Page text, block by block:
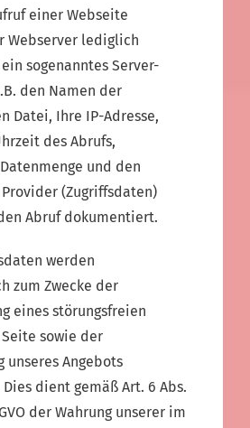
einer Webseite
Webserver lediglich
sogenanntes Server-
den Namen der
Datei, Ihre IP-Adresse,
des Abrufs,
und den
(Zugriffsdaten)
Abruf dokumentiert.
werden
zum Zwecke der
eines störungsfreien
sowie der
unseres Angebots
dient gemäß Art. 6 Abs.
der Wahrung unserer im